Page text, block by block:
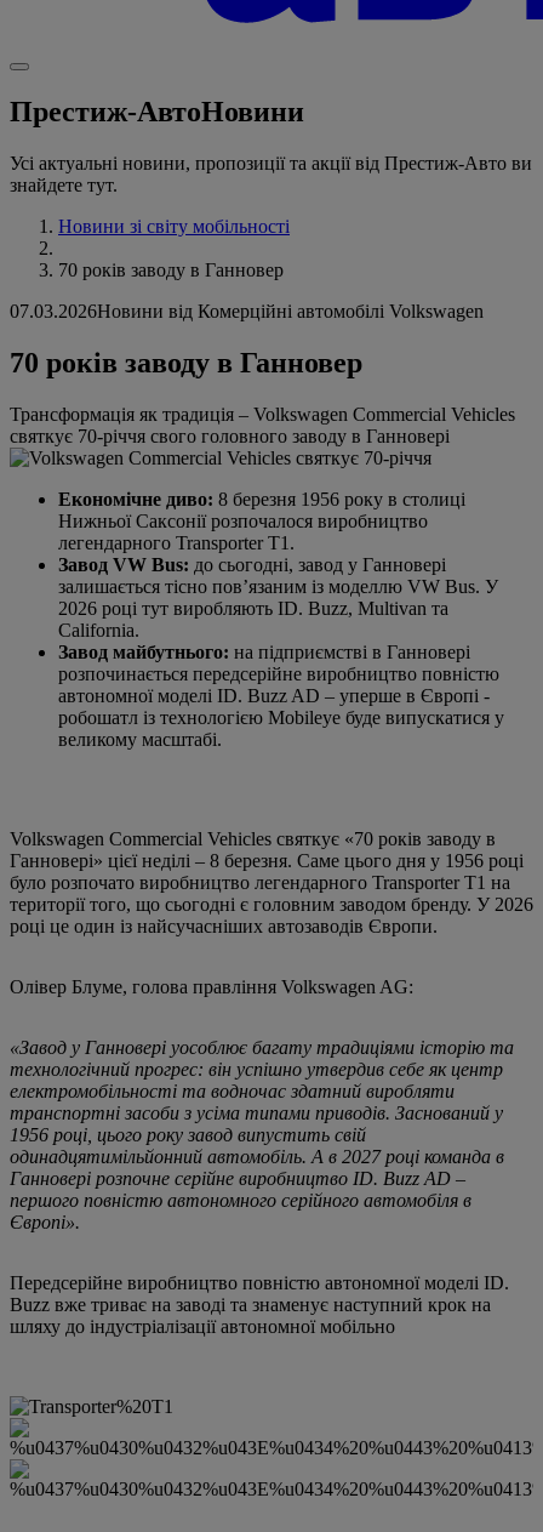
Престиж-АвтоНовини
Усі актуальні новини, пропозиції та акції від Престиж-Авто ви
знайдете тут.
Новини зі світу мобільності
70 років заводу в Ганновер
07.03.2026Новини від Комерційні автомобілі Volkswagen
70 років заводу в Ганновер
Трансформація як традиція – Volkswagen Commercial Vehicles
святкує 70-річчя свого головного заводу в Ганновері
Економічне диво: 8 березня 1956 року в столиці
Нижньої Саксонії розпочалося виробництво
легендарного Transporter T1.
Завод VW Bus: до сьогодні, завод у Ганновері
залишається тісно пов’язаним із моделлю VW Bus. У
2026 році тут виробляють ID. Buzz, Multivan та
California.
Завод майбутнього: на підприємстві в Ганновері
розпочинається передсерійне виробництво повністю
автономної моделі ID. Buzz AD – уперше в Європі -
робошатл із технологією Mobileye буде випускатися у
великому масштабі.
Volkswagen Commercial Vehicles святкує «70 років заводу в
Ганновері» цієї неділі – 8 березня. Саме цього дня у 1956 році
було розпочато виробництво легендарного Transporter T1 на
території того, що сьогодні є головним заводом бренду. У 2026
році це один із найсучасніших автозаводів Європи.
Олівер Блуме, голова правління Volkswagen AG:
«Завод у Ганновері уособлює багату традиціями історію та
технологічний прогрес: він успішно утвердив себе як центр
електромобільності та водночас здатний виробляти
транспортні засоби з усіма типами приводів. Заснований у
1956 році, цього року завод випустить свій
одинадцятимільйонний автомобіль. А в 2027 році команда в
Ганновері розпочне серійне виробництво ID. Buzz AD –
першого повністю автономного серійного автомобіля в
Європі».
Передсерійне виробництво повністю автономної моделі ID.
Buzz вже триває на заводі та знаменує наступний крок на
шляху до індустріалізації автономної мобільно